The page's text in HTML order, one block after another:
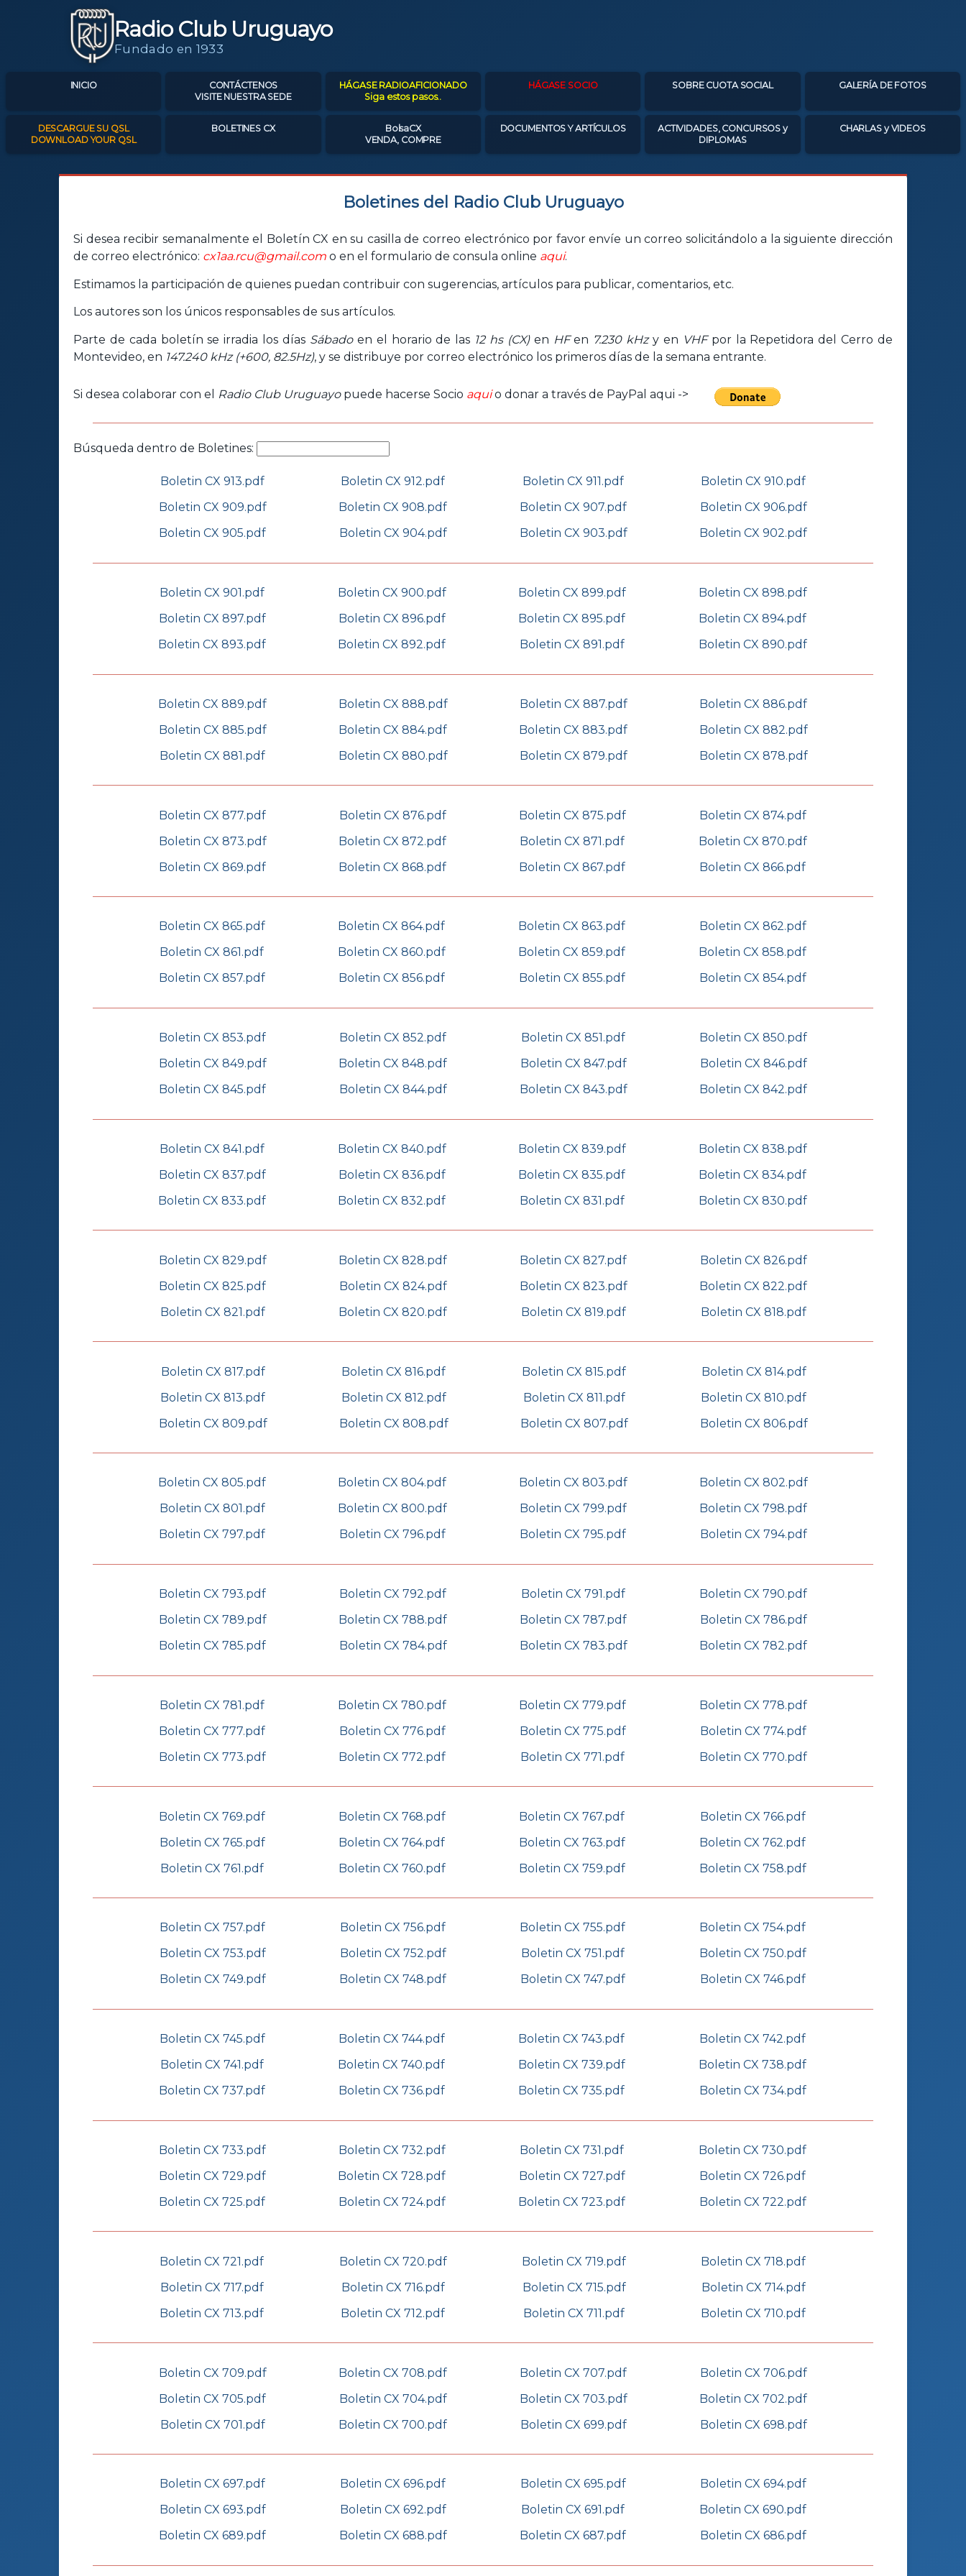
Radio Club Uruguayo
Fundado en 1933
INICIO
CONTÁCTENOS
VISITE NUESTRA SEDE
HÁGASE RADIOAFICIONADO
Siga estos pasos..
HÁGASE SOCIO SOBRE CUOTA SOCIAL GALERÍA DE FOTOS
DESCARGUE SU QSL
DOWNLOAD YOUR QSL
BOLETINES CX
BolsaCX
VENDA, COMPRE
DOCUMENTOS Y ARTÍCULOS
ACTIVIDADES, CONCURSOS y
DIPLOMAS
CHARLAS y VIDEOS
Boletines del Radio Club Uruguayo
Si desea recibir semanalmente el Boletín CX en su casilla de correo electrónico por favor envíe un correo solicitándolo a la siguiente dirección
de correo electrónico: cx1aa.rcu@gmail.com o en el formulario de consula online aqui.
Estimamos la participación de quienes puedan contribuir con sugerencias, artículos para publicar, comentarios, etc.
Los autores son los únicos responsables de sus artículos.
Parte de cada boletín se irradia los días Sábadoen el horario de las 12 hs (CX)en HFen 7.230 kHzy en VHFpor la Repetidora del Cerro de
Montevideo, en 147.240 kHz (+600, 82.5Hz), y se distribuye por correo electrónico los primeros días de la semana entrante.
Si desea colaborar con el Radio Club Uruguayopuede hacerse Socio aquio donar a través de PayPal aqui ->
Búsqueda dentro de Boletines:
Boletin CX 913.pdf Boletin CX 912.pdf Boletin CX 911.pdf
Boletin CX 910.pdf
Boletin CX 909.pdf
Boletin CX 908.pdf Boletin CX 907.pdf
Boletin CX 906.pdf
Boletin CX 905.pdf
Boletin CX 904.pdf Boletin CX 903.pdf Boletin CX 902.pdf
Boletin CX 901.pdf Boletin CX 900.pdf Boletin CX 899.pdf
Boletin CX 898.pdf
Boletin CX 897.pdf
Boletin CX 896.pdf Boletin CX 895.pdf
Boletin CX 894.pdf
Boletin CX 893.pdf
Boletin CX 892.pdf Boletin CX 891.pdf Boletin CX 890.pdf
Boletin CX 889.pdf Boletin CX 888.pdf Boletin CX 887.pdf
Boletin CX 886.pdf
Boletin CX 885.pdf
Boletin CX 884.pdf Boletin CX 883.pdf
Boletin CX 882.pdf
Boletin CX 881.pdf
Boletin CX 880.pdf Boletin CX 879.pdf Boletin CX 878.pdf
Boletin CX 877.pdf Boletin CX 876.pdf Boletin CX 875.pdf
Boletin CX 874.pdf
Boletin CX 873.pdf
Boletin CX 872.pdf Boletin CX 871.pdf
Boletin CX 870.pdf
Boletin CX 869.pdf
Boletin CX 868.pdf Boletin CX 867.pdf Boletin CX 866.pdf
Boletin CX 865.pdf Boletin CX 864.pdf Boletin CX 863.pdf
Boletin CX 862.pdf
Boletin CX 861.pdf
Boletin CX 860.pdf Boletin CX 859.pdf
Boletin CX 858.pdf
Boletin CX 857.pdf
Boletin CX 856.pdf Boletin CX 855.pdf Boletin CX 854.pdf
Boletin CX 853.pdf Boletin CX 852.pdf Boletin CX 851.pdf
Boletin CX 850.pdf
Boletin CX 849.pdf
Boletin CX 848.pdf Boletin CX 847.pdf
Boletin CX 846.pdf
Boletin CX 845.pdf
Boletin CX 844.pdf Boletin CX 843.pdf Boletin CX 842.pdf
Boletin CX 841.pdf Boletin CX 840.pdf Boletin CX 839.pdf
Boletin CX 838.pdf
Boletin CX 837.pdf
Boletin CX 836.pdf Boletin CX 835.pdf
Boletin CX 834.pdf
Boletin CX 833.pdf
Boletin CX 832.pdf Boletin CX 831.pdf Boletin CX 830.pdf
Boletin CX 829.pdf Boletin CX 828.pdf Boletin CX 827.pdf
Boletin CX 826.pdf
Boletin CX 825.pdf
Boletin CX 824.pdf Boletin CX 823.pdf
Boletin CX 822.pdf
Boletin CX 821.pdf
Boletin CX 820.pdf Boletin CX 819.pdf Boletin CX 818.pdf
Boletin CX 817.pdf Boletin CX 816.pdf Boletin CX 815.pdf
Boletin CX 814.pdf
Boletin CX 813.pdf
Boletin CX 812.pdf Boletin CX 811.pdf
Boletin CX 810.pdf
Boletin CX 809.pdf
Boletin CX 808.pdf Boletin CX 807.pdf Boletin CX 806.pdf
Boletin CX 805.pdf Boletin CX 804.pdf Boletin CX 803.pdf
Boletin CX 802.pdf
Boletin CX 801.pdf
Boletin CX 800.pdf Boletin CX 799.pdf
Boletin CX 798.pdf
Boletin CX 797.pdf
Boletin CX 796.pdf Boletin CX 795.pdf Boletin CX 794.pdf
Boletin CX 793.pdf Boletin CX 792.pdf Boletin CX 791.pdf
Boletin CX 790.pdf
Boletin CX 789.pdf
Boletin CX 788.pdf Boletin CX 787.pdf
Boletin CX 786.pdf
Boletin CX 785.pdf
Boletin CX 784.pdf Boletin CX 783.pdf Boletin CX 782.pdf
Boletin CX 781.pdf Boletin CX 780.pdf Boletin CX 779.pdf
Boletin CX 778.pdf
Boletin CX 777.pdf
Boletin CX 776.pdf Boletin CX 775.pdf
Boletin CX 774.pdf
Boletin CX 773.pdf
Boletin CX 772.pdf Boletin CX 771.pdf Boletin CX 770.pdf
Boletin CX 769.pdf Boletin CX 768.pdf Boletin CX 767.pdf
Boletin CX 766.pdf
Boletin CX 765.pdf
Boletin CX 764.pdf Boletin CX 763.pdf
Boletin CX 762.pdf
Boletin CX 761.pdf
Boletin CX 760.pdf Boletin CX 759.pdf Boletin CX 758.pdf
Boletin CX 757.pdf Boletin CX 756.pdf Boletin CX 755.pdf
Boletin CX 754.pdf
Boletin CX 753.pdf
Boletin CX 752.pdf Boletin CX 751.pdf
Boletin CX 750.pdf
Boletin CX 749.pdf
Boletin CX 748.pdf Boletin CX 747.pdf Boletin CX 746.pdf
Boletin CX 745.pdf Boletin CX 744.pdf Boletin CX 743.pdf
Boletin CX 742.pdf
Boletin CX 741.pdf
Boletin CX 740.pdf Boletin CX 739.pdf
Boletin CX 738.pdf
Boletin CX 737.pdf
Boletin CX 736.pdf Boletin CX 735.pdf Boletin CX 734.pdf
Boletin CX 733.pdf Boletin CX 732.pdf Boletin CX 731.pdf
Boletin CX 730.pdf
Boletin CX 729.pdf
Boletin CX 728.pdf Boletin CX 727.pdf
Boletin CX 726.pdf
Boletin CX 725.pdf
Boletin CX 724.pdf Boletin CX 723.pdf Boletin CX 722.pdf
Boletin CX 721.pdf Boletin CX 720.pdf Boletin CX 719.pdf
Boletin CX 718.pdf
Boletin CX 717.pdf
Boletin CX 716.pdf Boletin CX 715.pdf
Boletin CX 714.pdf
Boletin CX 713.pdf
Boletin CX 712.pdf Boletin CX 711.pdf Boletin CX 710.pdf
Boletin CX 709.pdf Boletin CX 708.pdf Boletin CX 707.pdf
Boletin CX 706.pdf
Boletin CX 705.pdf
Boletin CX 704.pdf Boletin CX 703.pdf
Boletin CX 702.pdf
Boletin CX 701.pdf
Boletin CX 700.pdf Boletin CX 699.pdf Boletin CX 698.pdf
Boletin CX 697.pdf Boletin CX 696.pdf Boletin CX 695.pdf
Boletin CX 694.pdf
Boletin CX 693.pdf
Boletin CX 692.pdf Boletin CX 691.pdf
Boletin CX 690.pdf
Boletin CX 689.pdf
Boletin CX 688.pdf Boletin CX 687.pdf Boletin CX 686.pdf